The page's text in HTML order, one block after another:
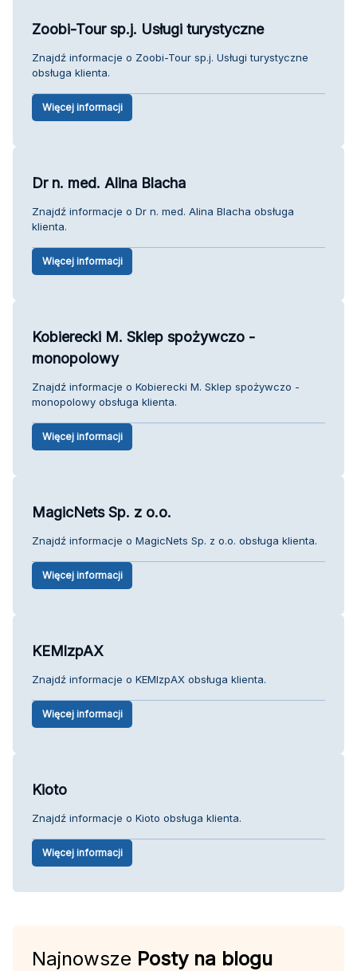
Zoobi-Tour sp.j. Usługi turystyczne
Znajdź informacje o Zoobi-Tour sp.j. Usługi turystyczne
obsługa klienta.
Więcej informacji
Dr n. med. Alina Blacha
Znajdź informacje o Dr n. med. Alina Blacha obsługa
klienta.
Więcej informacji
Kobierecki M. Sklep spożywczo -
monopolowy
Znajdź informacje o Kobierecki M. Sklep spożywczo -
monopolowy obsługa klienta.
Więcej informacji
MagicNets Sp. z o.o.
Znajdź informacje o MagicNets Sp. z o.o. obsługa klienta.
Więcej informacji
KEMlzpAX
Znajdź informacje o KEMlzpAX obsługa klienta.
Więcej informacji
Kioto
Znajdź informacje o Kioto obsługa klienta.
Więcej informacji
Najnowsze Posty na blogu